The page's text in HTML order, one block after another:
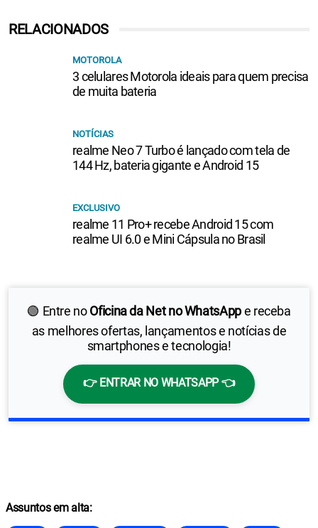
🟢 Entre noOficina da Net no WhatsAppe receba
as melhores ofertas, lançamentos e notícias de
smartphones e tecnologia!
👉 ENTRAR NO WHATSAPP 👈
RELACIONADOS
MOTOROLA
3 celulares Motorola ideais para quem precisa
de muita bateria
NOTÍCIAS
realme Neo 7 Turbo é lançado com tela de
144 Hz, bateria gigante e Android 15
EXCLUSIVO
realme 11 Pro+ recebe Android 15 com
realme UI 6.0 e Mini Cápsula no Brasil
Assuntos em alta: